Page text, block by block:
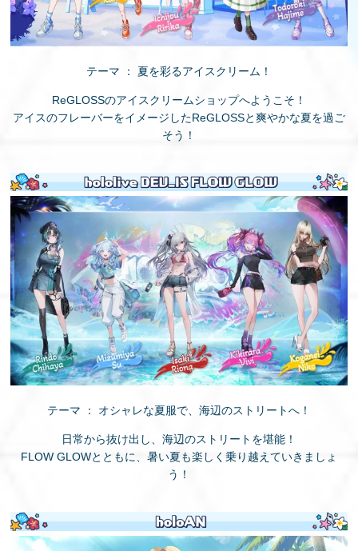
テーマ ： 夏を彩るアイスクリーム！
ReGLOSSのアイスクリームショップへようこそ！
アイスのフレーバーをイメージしたReGLOSSと爽やかな夏を過ご
そう！
テーマ ： オシャレな夏服で、海辺のストリートへ！
日常から抜け出し、海辺のストリートを堪能！
FLOW GLOWとともに、暑い夏も楽しく乗り越えていきましょ
う！